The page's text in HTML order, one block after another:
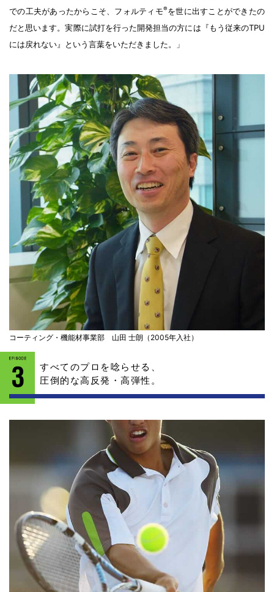
での工夫があったからこそ、フォルティモ®を世に出すことができたの
だと思います。実際に試打を行った開発担当の方には『もう従来のTPU
には戻れない』という言葉をいただきました。」
コーティング・機能材事業部 山田 士朗（2005年入社）
すべてのプロを唸らせる、
圧倒的な高反発・高弾性。